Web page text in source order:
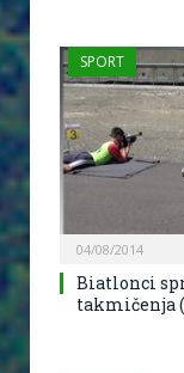
SPORT
04/08/2014
Biatlonci
takmičenja